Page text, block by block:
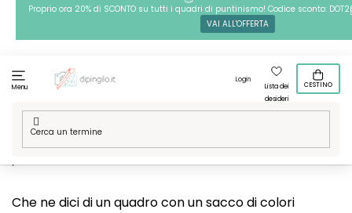
PassaProprio ora 20% di SCONTO su tutti i quadri di puntinismo! Codice sconto:
VAI ALL'OFFERTA
Menu
Login
Lista dei
desideri
CESTINO
Che ne dici di un quadro con un sacco di colori